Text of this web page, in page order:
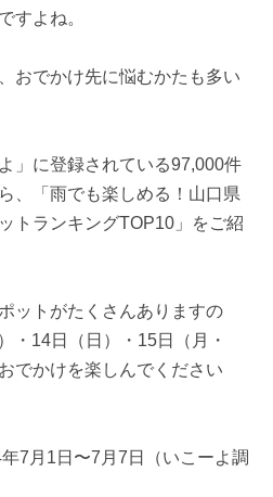
すよね。
おでかけ先に悩むかたも多い
」に登録されている97,000件
、「雨でも楽しめる！山口県
トランキングTOP10」をご紹
ットがたくさんありますの
・14日（日）・15日（月・
でかけを楽しんでください
7月1日〜7月7日（いこーよ調